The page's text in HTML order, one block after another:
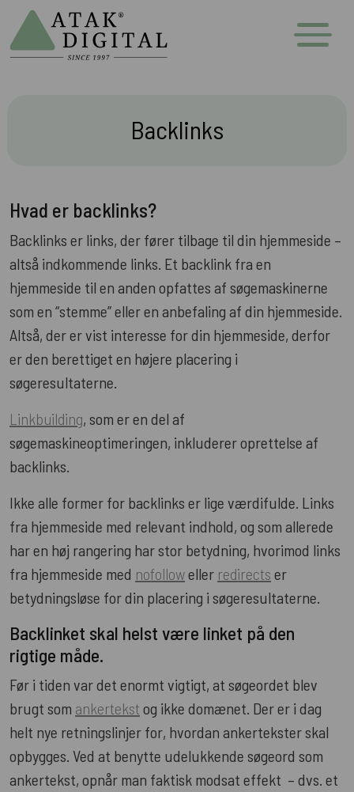
Backlinks
Hvad er backlinks?
Backlinks er links, der fører tilbage til din hjemmeside –
altså indkommende links. Et backlink fra en
hjemmeside til en anden opfattes af søgemaskinerne
som en “stemme” eller en anbefaling af din hjemmeside.
Altså, der er vist interesse for din hjemmeside, derfor
er den berettiget en højere placering i
søgeresultaterne.
Linkbuilding, som er en del af
søgemaskineoptimeringen, inkluderer oprettelse af
backlinks.
Ikke alle former for backlinks er lige værdifulde. Links
fra hjemmeside med relevant indhold, og som allerede
har en høj rangering har stor betydning, hvorimod links
fra hjemmeside med nofolloweller redirects er
betydningsløse for din placering i søgeresultaterne.
Backlinket skal helst være linket på den
rigtige måde.
Før i tiden var det enormt vigtigt, at søgeordet blev
brugt som ankertekst og ikke domænet. Der er i dag
helt nye retningslinjer for, hvordan ankertekster skal
opbygges. Ved at benytte udelukkende søgeord som
ankertekst, opnår man faktisk modsat effekt – dvs. et